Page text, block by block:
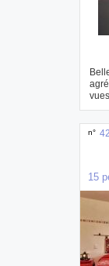
n°
15